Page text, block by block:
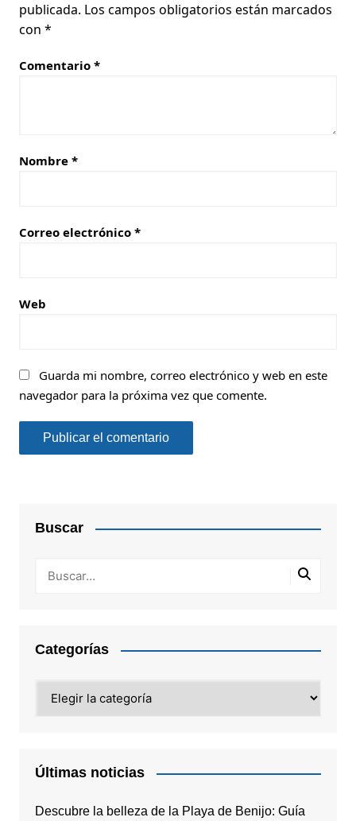
publicada. Los campos obligatorios están marcados
con *
Comentario *
Nombre *
Correo electrónico *
Web
Guarda mi nombre, correo electrónico y web en este
navegador para la próxima vez que comente.
Buscar
Categorías
Últimas noticias
Descubre la belleza de la Playa de Benijo: Guía